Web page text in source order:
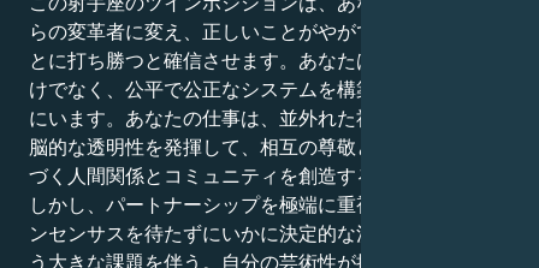
らの変革者に変え、正しいことがやがて間違っているこ
とに打ち勝つと確信させます。あなたは物事を感じるだ
けでなく、公平で公正なシステムを構築するためにここ
にいます。あなたの仕事は、並外れた社交的な気品と頭
脳的な透明性を発揮して、相互の尊敬と誠実な取引に基
づく人間関係とコミュニティを創造することです。
しかし、パートナーシップを極端に重視するあまり、コ
ンセンサスを待たずにいかに決定的な決断を下すかとい
う大きな課題を伴う。自分の芸術性が批判されると、い